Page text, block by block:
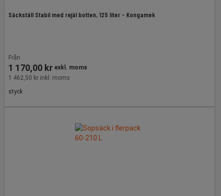
Säckställ Stabil med rejäl botten, 125 liter - Kongamek
Från
1 170,00 kr exkl. moms
1 462,50 kr inkl. moms
styck